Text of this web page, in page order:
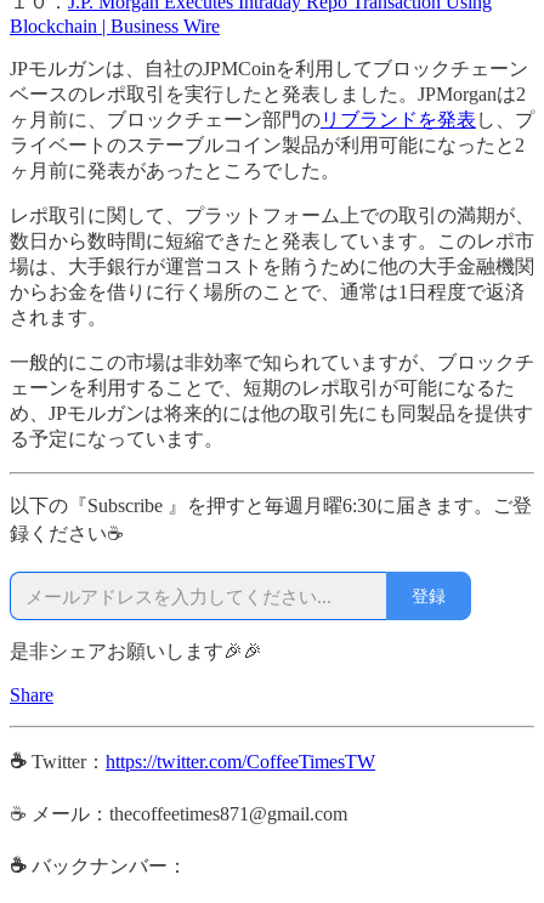
Blockchain | Business Wire
JPモルガンは、自社のJPMCoinを利用してブロックチェーン
ベースのレポ取引を実行したと発表しました。JPMorganは2
ヶ月前に、ブロックチェーン部門のリブランドを発表 し、プ
ライベートのステーブルコイン製品が利用可能になったと2
ヶ月前に発表があったところでした。
レポ取引に関して、プラットフォーム上での取引の満期が、
数日から数時間に短縮できたと発表しています。このレポ市
場は、大手銀行が運営コストを賄うために他の大手金融機関
からお金を借りに行く場所のことで、通常は1日程度で返済
されます。
一般的にこの市場は非効率で知られていますが、ブロックチ
ェーンを利用することで、短期のレポ取引が可能になるた
め、JPモルガンは将来的には他の取引先にも同製品を提供す
る予定になっています。
以下の『Subscribe 』を押すと毎週月曜6:30に届きます。ご登
録ください☕
登録
是非シェアお願いします🎉🎉
Share
☕ Twitter： https://twitter.com/CoffeeTimesTW
☕ メール：thecoffeetimes871@gmail.com
☕ バックナンバー：